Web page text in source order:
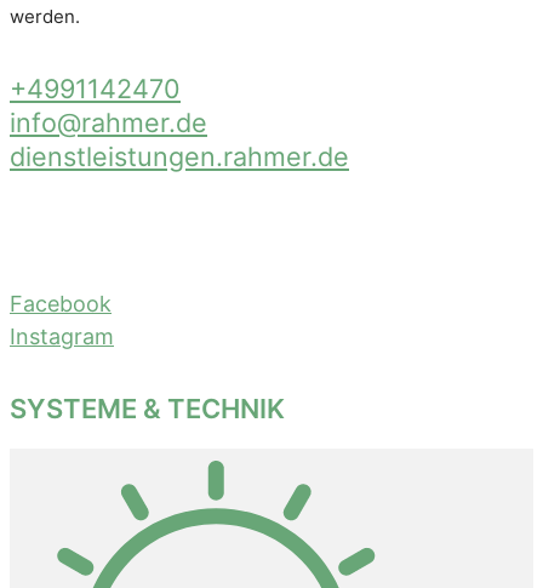
werden.
+4991142470
info@rahmer.de
dienstleistungen.rahmer.de
Facebook
Instagram
SYSTEME & TECHNIK